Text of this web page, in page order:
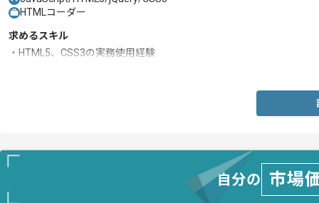
HTMLコーダー
求めるスキル
・HTML5、CSS3の実務使用経験
自分の 市場